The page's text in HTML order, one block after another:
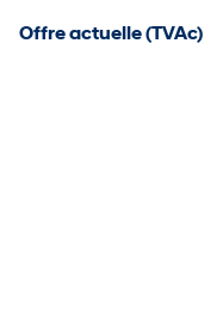
Offre actuelle (TVAc)